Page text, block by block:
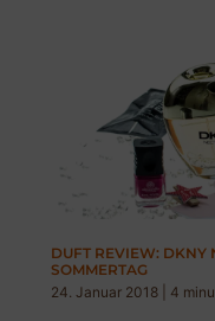
DUFT REVIEW: DKNY
SOMMERTAG
24. Januar 2018
4